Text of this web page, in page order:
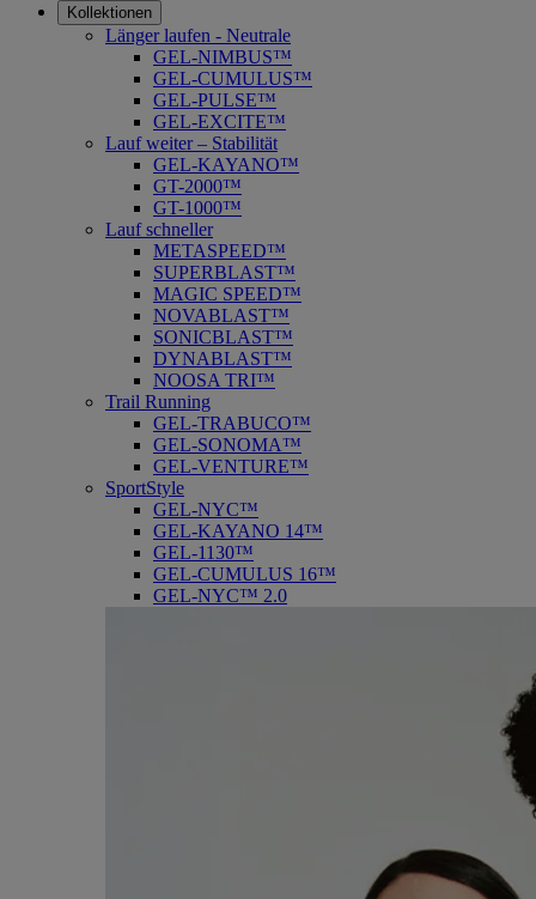
Kollektionen
Länger laufen - Neutrale
GEL-NIMBUS™
GEL-CUMULUS™
GEL-PULSE™
GEL-EXCITE™
Lauf weiter – Stabilität
GEL-KAYANO™
GT-2000™
GT-1000™
Lauf schneller
METASPEED™
SUPERBLAST™
MAGIC SPEED™
NOVABLAST™
SONICBLAST™
DYNABLAST™
NOOSA TRI™
Trail Running
GEL-TRABUCO™
GEL-SONOMA™
GEL-VENTURE™
SportStyle
GEL-NYC™
GEL-KAYANO 14™
GEL-1130™
GEL-CUMULUS 16™
GEL-NYC™ 2.0